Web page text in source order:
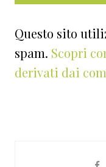
Questo sito
spam. Scopri
derivati dai